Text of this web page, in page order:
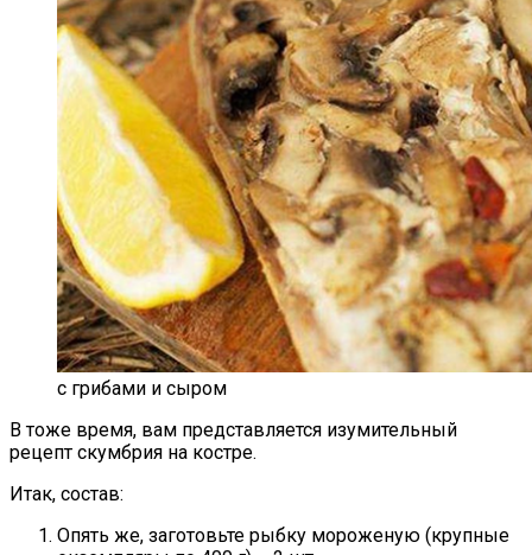
с грибами и сыром
В тоже время, вам представляется изумительный
рецепт скумбрия на костре.
Итак, состав:
Опять же, заготовьте рыбку мороженую (крупные